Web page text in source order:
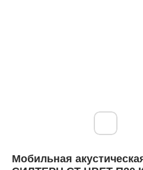
Мобильная